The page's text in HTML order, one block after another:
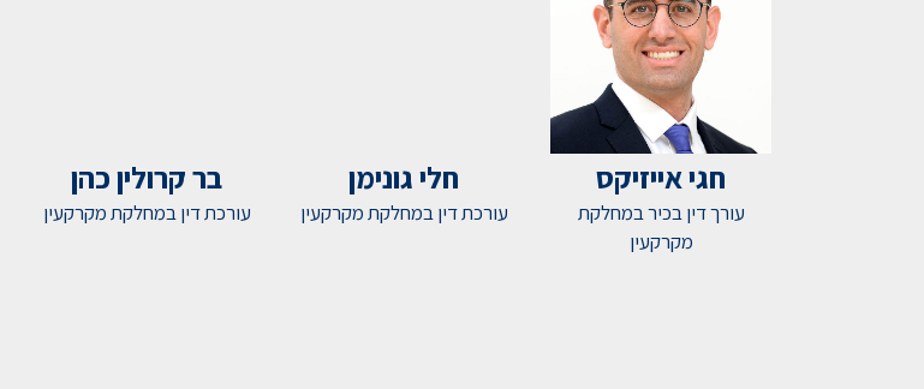
חגי אייזיקס
עורך דין בכיר במחלקת
מקרקעין
חלי גונימן
עורכת דין במחלקת מקרקעין
בר קרולין כהן
עורכת דין במחלקת מקרקעין